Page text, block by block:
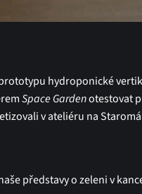
hydroponické
Space Gardenotestovat
v ateliéru na
představy o zeleni v